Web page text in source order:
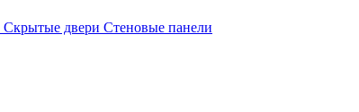
Скрытые двери Стеновые панели